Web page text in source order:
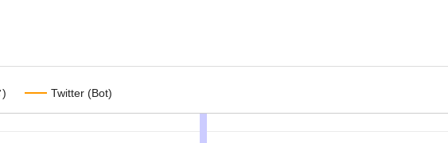
) Twitter (Bot)